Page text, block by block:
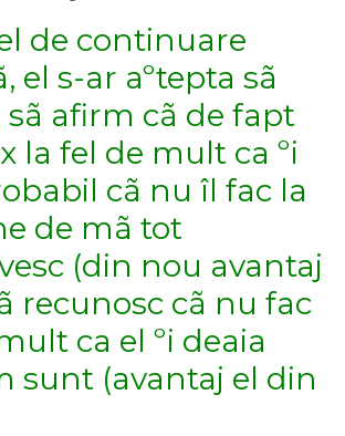
de continuare
el s-ar aºtepta sã
sã afirm cã de fapt
la fel de mult ca ºi
cã nu îl fac la
de mã tot
(din nou avantaj
recunosc cã nu fac
ca el ºi deaia
sunt (avantaj el din